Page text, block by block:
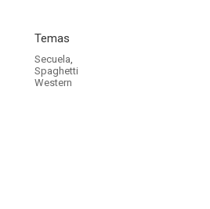
Temas
Secuela,
Spaghetti
Western